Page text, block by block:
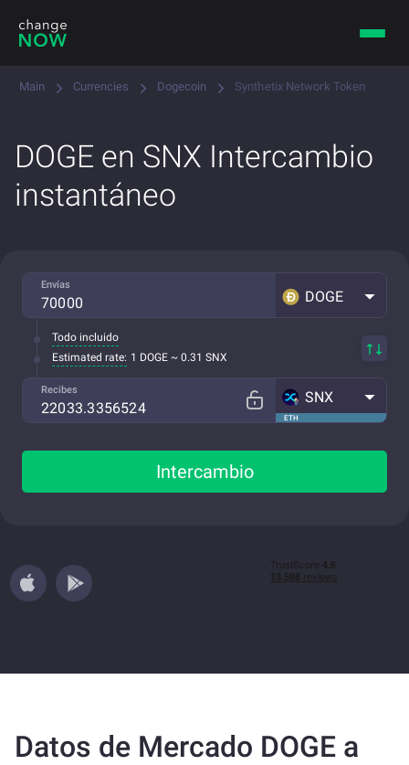
Main Currencies Dogecoin Synthetix Network Token
DOGE en SNX Intercambio
instantáneo
Envías
DOGE
Todo incluido
Estimated rate: 1 DOGE ~ 0.31 SNX
Recibes
ETH
SNX
Intercambio
Datos de Mercado DOGE a